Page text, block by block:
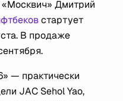
Дмитрий
стартует
В продаже
— практически
JAC Sehol Yao,